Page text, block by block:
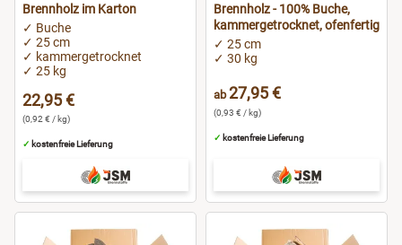
Brennholz im Karton
✓ Buche
✓ 25 cm
✓ kammergetrocknet
✓ 25 kg
22,95 €
(0,92 € / kg)
✓ kostenfreie Lieferung
Brennholz - 100% Buche,
kammergetrocknet, ofenfertig
✓ 25 cm
✓ 30 kg
ab27,95 €
(0,93 € / kg)
✓ kostenfreie Lieferung